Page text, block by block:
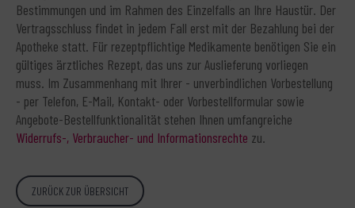
Bestimmungen und im Rahmen des Einzelfalls an Ihre Haustür. Der
Vertragsschluss findet in jedem Fall erst mit der Bezahlung bei der
Apotheke statt. Für rezeptpflichtige Medikamente benötigen Sie ein
gültiges ärztliches Rezept, das uns zur Auslieferung vorliegen
muss. Im Zusammenhang mit Ihrer - unverbindlichen Vorbestellung
- per Telefon, E-Mail, Kontakt- oder Vorbestellformular sowie
Angebote-Bestellfunktionalität stehen Ihnen umfangreiche
Widerrufs-, Verbraucher- und Informationsrechte zu.
ZURÜCK ZUR ÜBERSICHT